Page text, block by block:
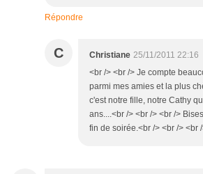
Répondre
C Christiane 25/11/2011 22:16
<br /> <br /> Je compte
parmi mes amies et la plus
c'est notre fille, notre Cathy
ans....<br /> <br /> <br />
fin de soirée.<br /> <br /> <br